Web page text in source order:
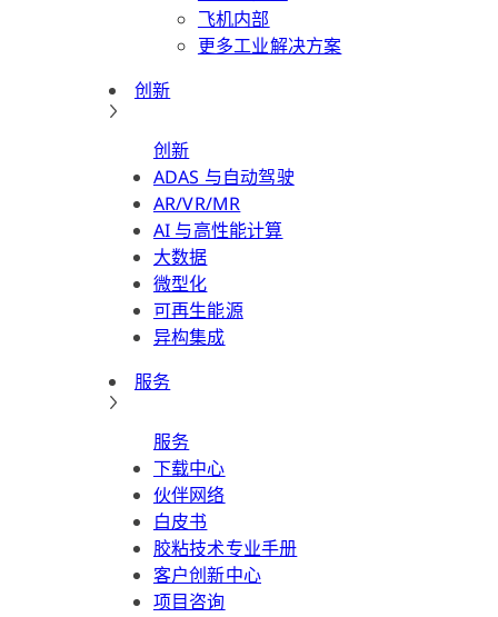
飞机内部
更多工业解决方案
创新
创新
ADAS 与自动驾驶
AR/VR/MR
AI 与高性能计算
大数据
微型化
可再生能源
异构集成
服务
服务
下载中心
伙伴网络
白皮书
胶粘技术专业手册
客户创新中心
项目咨询